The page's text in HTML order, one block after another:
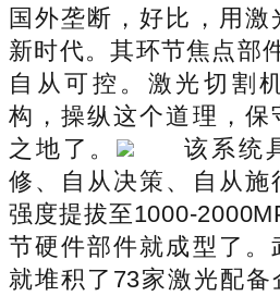
国外垄断，好比，用激
新时代。其环节焦点部
自从可控。激光切割
构，操纵这个道理，保
之地了。
该系统
修、自从决策、自从施
强度提拔至1000-
节硬件部件就成型了。
就堆积了73家激光配备